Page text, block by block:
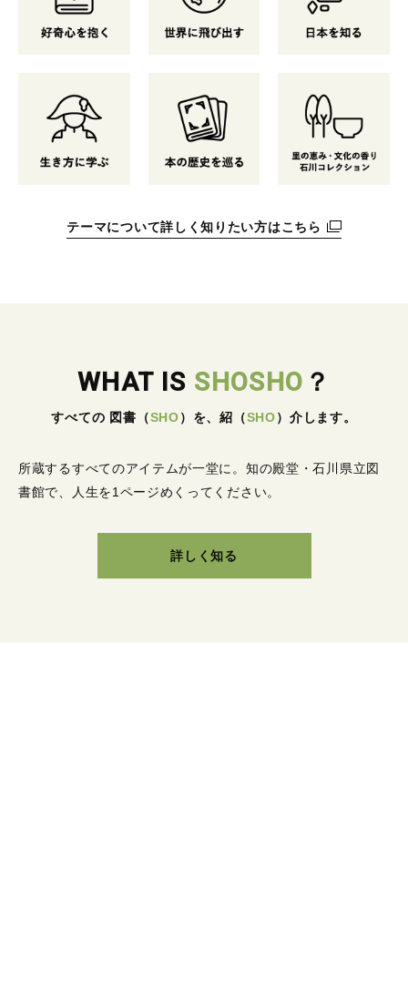
テーマについて詳しく知りたい方はこちら
WHAT IS SHOSHO ？
すべての 図書 （SHO） を、紹 （SHO） 介します。
所蔵するすべてのアイテムが一堂に。 知の殿堂・石川県立図
書館で、人生を1ページめくってください。
詳しく知る